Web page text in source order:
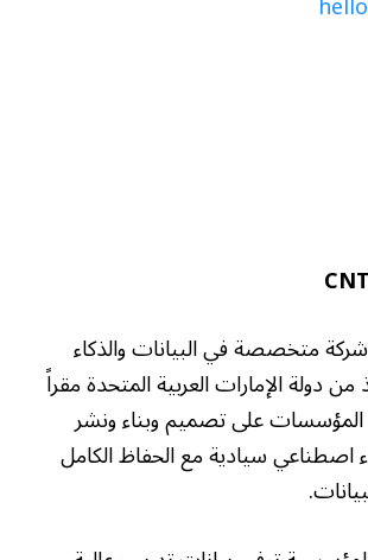
تُعد CNTXT AI شركة متخصصة في البيانات والذكاء
دولة الإمارات العربية المتحدة مقراً
على تصميم وبناء ونشر
اصطناعي سيادية مع الحفاظ الكامل